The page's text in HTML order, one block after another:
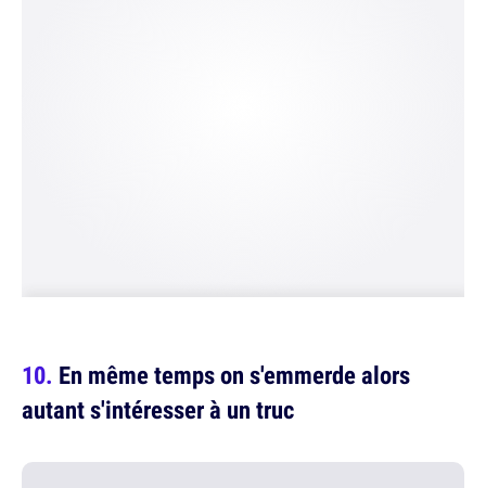
En même temps on s'emmerde alors
autant s'intéresser à un truc